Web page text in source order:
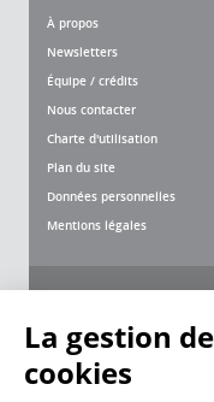
À propos
Newsletters
Équipe / crédits
Nous contacter
Charte d'utilisation
Plan du site
Données personnelles
Mentions légales
La gestion
cookies